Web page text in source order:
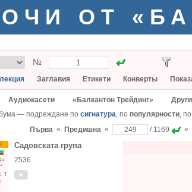
ОТ
№
Заглавия Етикети Конверты
Аудиокасети «Балкантон Трейдинг» Други
— подреждане по сигнатура, по популярности, по
Първа « Предишна « / 1169 »
Т
Садовската група
2536